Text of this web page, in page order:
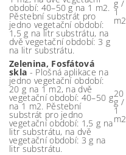
období: 40–50 g na 1 m2.
Pěstební substrát pro
jedno vegetační období:
1,5 g na litr substrátu, na
dvě vegetační období: 3 g
na litr substrátu.
g /
1
m2
Zelenina, Fosfátová
skla - Plošná aplikace na
jedno vegetační období:
20 g na 1 m2, na dvě
vegetační období: 40–50 g
na 1 m2. Pěstební
substrát pro jedno
vegetační období: 1,5 g na
litr substrátu, na dvě
vegetační období: 3 g na
litr substrátu.
20
g /
1
m2